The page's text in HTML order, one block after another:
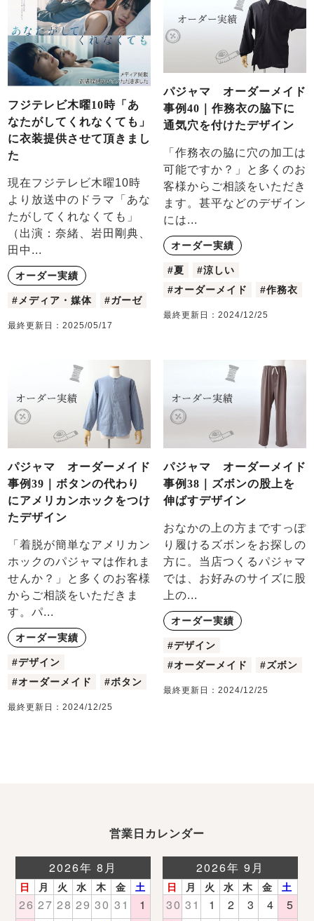
フジテレビ木曜10時「あ
なたがしてくれなくても」
に衣装提供させて頂きまし
た
現在フジテレビ木曜10時
より放送中のドラマ「あな
たがしてくれなくても」
（出演：奈緒、岩田剛典、
田中...
オーダー実績
#メディア・媒体 #ガーゼ
最終更新日：2025/05/17
パジャマ オーダーメイド
事例40｜作務衣の脇下に
通気穴を付けたデザイン
「作務衣の脇に穴の加工は
可能ですか？」と多くのお
客様からご相談をいただき
ます。甚平などのデザイン
には...
オーダー実績
#夏
#涼しい
#オーダーメイド
#作務衣
最終更新日： 2024/12/25
パジャマ オーダーメイド
事例39｜ボタンの代わり
にアメリカンホックをつけ
たデザイン
「着脱が簡単なアメリカン
ホックのパジャマは作れま
せんか？」と多くのお客様
からご相談をいただきま
す。パ...
オーダー実績
#デザイン
#オーダーメイド
#ボタン
最終更新日：2024/12/25
パジャマ オーダーメイド
事例38｜ズボンの股上を
伸ばすデザイン
おなかの上の方まですっぽ
り履けるズボンをお探しの
方に。当店つくるパジャマ
では、お好みのサイズに股
上の...
オーダー実績
#デザイン
#オーダーメイド
#ズボン
最終更新日： 2024/12/25
営業日カレンダー